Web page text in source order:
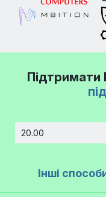
Підтримати
Інші